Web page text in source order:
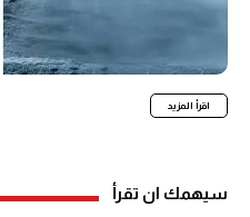
اقرأ المزيد
سيهمك ان تقرأ